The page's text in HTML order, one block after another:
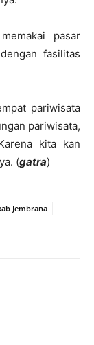
pasar
fasilitas
pariwisata
pariwisata,
kita kan
(gatra)
Jembrana